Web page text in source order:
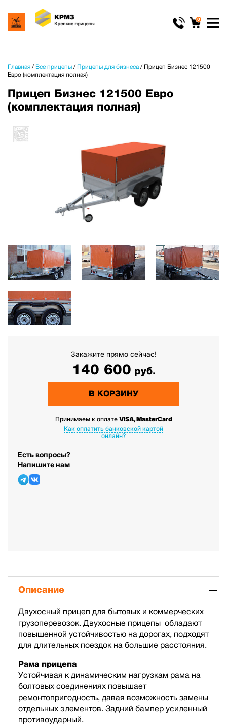
0
Главная / Все прицепы / Прицепы для бизнеса/ Прицеп Бизнес 121500
Евро (комплектация полная)
Прицеп Бизнес 121500 Евро
(комплектация полная)
Закажите прямо сейчас!
140 600 руб.
В КОРЗИНУ
Принимаем к оплате VISA, MasterCard
Как оплатить банковской картой
онлайн?
Есть вопросы?
Напишите нам
Описание
Двухосный прицеп для бытовых и коммерческих
грузоперевозок. Двухосные прицепы обладают
повышенной устойчивостью на дорогах, подходят
для длительных поездок на большие расстояния.
Рама прицепа
Устойчивая к динамическим нагрузкам рама на
болтовых соединениях повышает
ремонтопригодность, давая возможность замены
отдельных элементов. Задний бампер усиленный
противоударный.